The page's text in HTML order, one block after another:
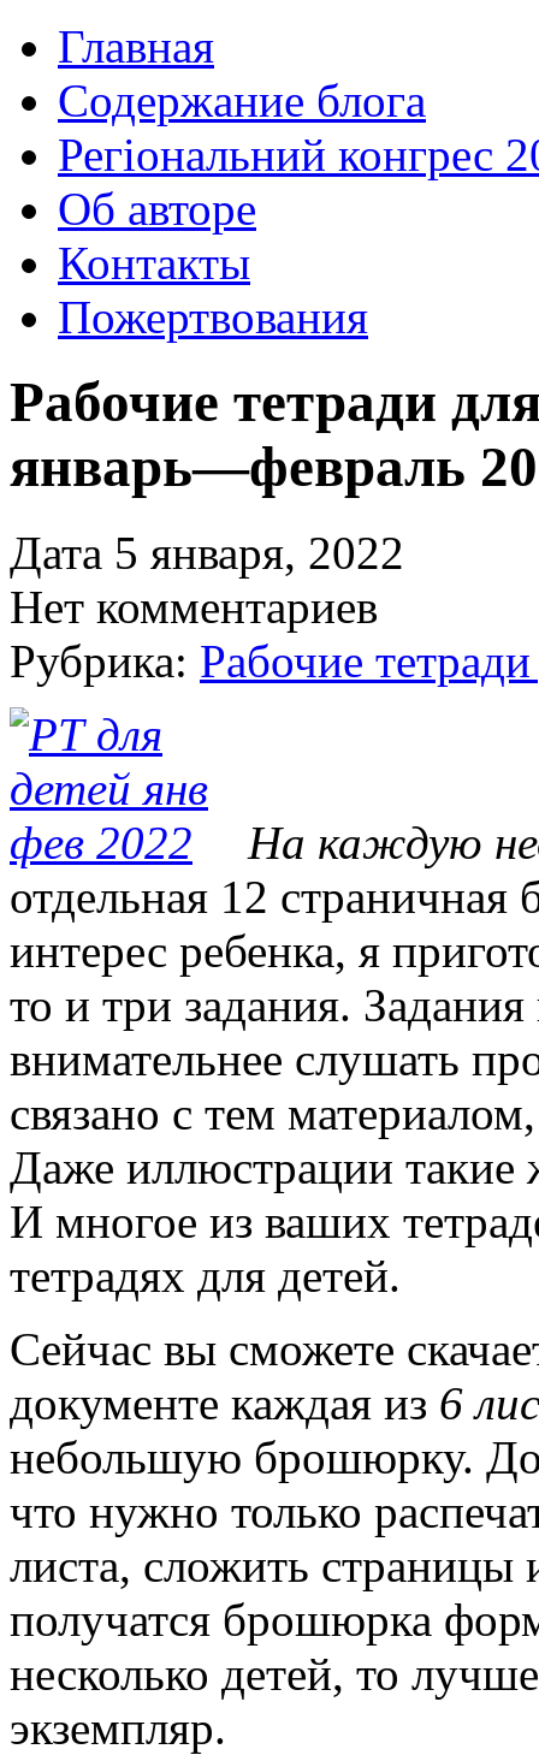
Главная
Содержание блога
Регіональний конгрес
Об авторе
Контакты
Пожертвования
Рабочие тетради
январь—февраль
Дата 5 января, 2022
Нет комментариев
Рубрика: Рабочие
На каждую
отдельная 12
интерес ребенка, я
то и три задания.
внимательнее слушать
связано с тем
Даже иллюстрации такие
И многое из ваших
тетрадях для детей.
Сейчас вы сможете
документе каждая из 6
небольшую брошюрку.
что нужно только
листа, сложить страницы
получатся брошюрка
несколько детей, то
экземпляр.